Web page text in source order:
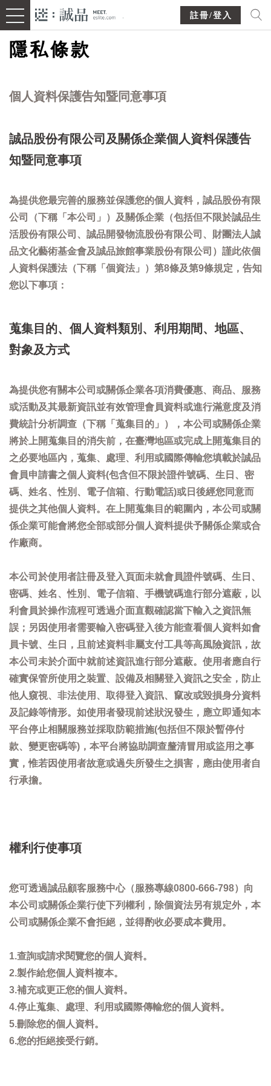
註冊/登入
隱私條款
個人資料保護告知暨同意事項
誠品股份有限公司及關係企業個人資料保護告
知暨同意事項
為提供您最完善的服務並保護您的個人資料，誠品股份有限
公司（下稱「本公司」）及關係企業（包括但不限於誠品生
活股份有限公司、誠品開發物流股份有限公司、財團法人誠
品文化藝術基金會及誠品旅館事業股份有限公司）謹此依個
人資料保護法（下稱「個資法」）第8條及第9條規定，告知
您以下事項：
蒐集目的、個人資料類別、利用期間、地區、
對象及方式
為提供您有關本公司或關係企業各項消費優惠、商品、服務
或活動及其最新資訊並有效管理會員資料或進行滿意度及消
費統計分析調查（下稱「蒐集目的」），本公司或關係企業
將於上開蒐集目的消失前，在臺灣地區或完成上開蒐集目的
之必要地區內，蒐集、處理、利用或國際傳輸您填載於誠品
會員申請書之個人資料(包含但不限於證件號碼、生日、密
碼、姓名、性別、電子信箱、行動電話)或日後經您同意而
提供之其他個人資料。在上開蒐集目的範圍內，本公司或關
係企業可能會將您全部或部分個人資料提供予關係企業或合
作廠商。
本公司於使用者註冊及登入頁面未就會員證件號碼、生日、
密碼、姓名、性別、電子信箱、手機號碼進行部分遮蔽，以
利會員於操作流程可透過介面直觀確認當下輸入之資訊無
誤；另因使用者需要輸入密碼登入後方能查看個人資料如會
員卡號、生日，且前述資料非屬支付工具等高風險資訊，故
本公司未於介面中就前述資訊進行部分遮蔽。使用者應自行
確實保管所使用之裝置、設備及相關登入資訊之安全，防止
他人窺視、非法使用、取得登入資訊、竄改或毀損身分資料
及記錄等情形。如使用者發現前述狀況發生，應立即通知本
平台停止相關服務並採取防範措施(包括但不限於暫停付
款、變更密碼等)，本平台將協助調查釐清冒用或盜用之事
實，惟若因使用者故意或過失所發生之損害，應由使用者自
行承擔。
權利行使事項
您可透過誠品顧客服務中心（服務專線0800-666-798）向
本公司或關係企業行使下列權利，除個資法另有規定外，本
公司或關係企業不會拒絕，並得酌收必要成本費用。
1.查詢或請求閱覽您的個人資料。
2.製作給您個人資料複本。
3.補充或更正您的個人資料。
4.停止蒐集、處理、利用或國際傳輸您的個人資料。
5.刪除您的個人資料。
6.您的拒絕接受行銷。